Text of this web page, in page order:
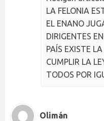
LA FELONIA
EL ENANO
DIRIGENTES
PAÍS EXISTE
CUMPLIR LA
TODOS POR
Olimán